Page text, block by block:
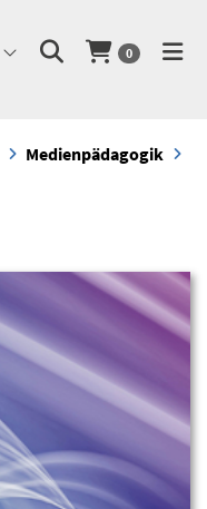
0
Medienpädagogik